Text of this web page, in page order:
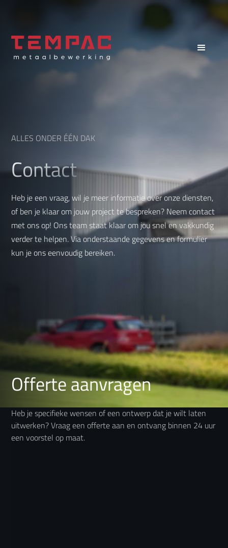
ALLES ONDER ÉÉN DAK
Contact
Heb je een vraag, wil je meer informatie over onze diensten,
of ben je klaar om jouw project te bespreken? Neem contact
met ons op! Ons team staat klaar om jou snel en vakkundig
verder te helpen. Via onderstaande gegevens en formulier
kun je ons eenvoudig bereiken.
Offerte aanvragen
Heb je specifieke wensen of een ontwerp dat je wilt laten
uitwerken? Vraag een offerte aan en ontvang binnen 24 uur
een voorstel op maat.